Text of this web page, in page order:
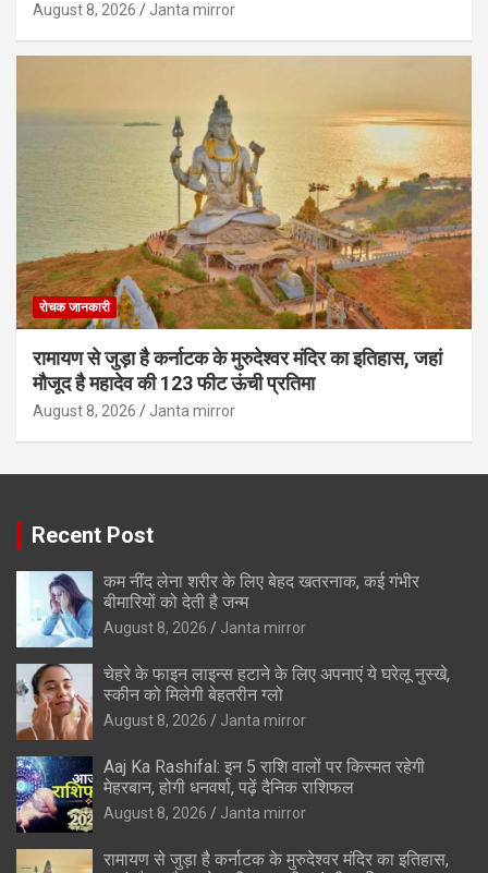
August 8, 2026 Janta mirror
रोचक जानकारी
रामायण से जुड़ा है कर्नाटक के मुरुदेश्वर मंदिर का इतिहास, जहां
मौजूद है महादेव की 123 फीट ऊंची प्रतिमा
August 8, 2026 Janta mirror
Recent Post
कम नींद लेना शरीर के लिए बेहद खतरनाक, कई गंभीर
बीमारियों को देती है जन्म
August 8, 2026 Janta mirror
चेहरे के फाइन लाइन्स हटाने के लिए अपनाएं ये घरेलू नुस्खे,
स्कीन को मिलेगी बेहतरीन ग्लो
August 8, 2026 Janta mirror
Aaj Ka Rashifal: इन 5 राशि वालों पर किस्मत रहेगी
मेहरबान, होगी धनवर्षा, पढ़ें दैनिक राशिफल
August 8, 2026 Janta mirror
रामायण से जुड़ा है कर्नाटक के मुरुदेश्वर मंदिर का इतिहास,